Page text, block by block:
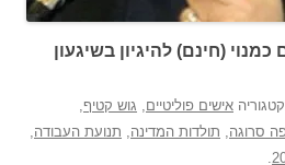
כמנוי (חינם) להיגיון בשיגעון
אישים פוליטיים גוש קטיף
סרוגה תולדות המדינה תנועת העבודה